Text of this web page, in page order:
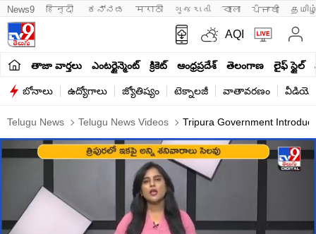
News9 हिन्दी ಕನ್ನಡ मराठी ગુજરાતી বাংলা ਪੰਜਾਬੀ
AQI
తాజా వార్తలు ఎంటర్టైన్మెంట్ క్రికెట్ ఆంధ్రప్రదేశ్ తెలంగాణ లైఫ్ స్టైల్
బోనాలు ఉద్యోగాలు జ్యోతిష్యం టెక్నాలజీ వాతావరణం
Telugu News Telugu News Videos Tripura Government